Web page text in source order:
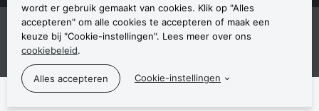
wordt er gebruik gemaakt van cookies. Klik op "Alles
accepteren" om alle cookies te accepteren of maak een
keuze bij "Cookie-instellingen". Lees meer over ons
cookiebeleid.
Cookie-instellingen
Navigatie
SitemapPrivacyverklaring CookieverklaringAlgemene voorwaardenDisclaimer
Contact